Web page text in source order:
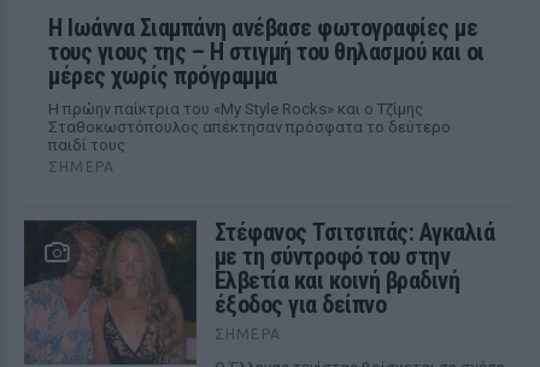
H Ιωάννα Σιαμπάνη ανέβασε φωτογραφίες με
τους γιους της – Η στιγμή του θηλασμού και οι
μέρες χωρίς πρόγραμμα
Η πρώην παίκτρια του «My Style Rocks» και ο Τζίμης
Σταθοκωστόπουλος απέκτησαν πρόσφατα το δεύτερο
παιδί τους
ΣΉΜΕΡΑ
Στέφανος Τσιτσιπάς: Αγκαλιά
με τη σύντροφό του στην
Ελβετία και κοινή βραδινή
έξοδος για δείπνο
ΣΉΜΕΡΑ